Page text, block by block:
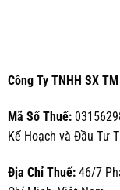
Công Ty TNHH SX
Mã Số Thuế:
Kế Hoạch và Đầu Tư
Địa Chỉ Thuế:46/7